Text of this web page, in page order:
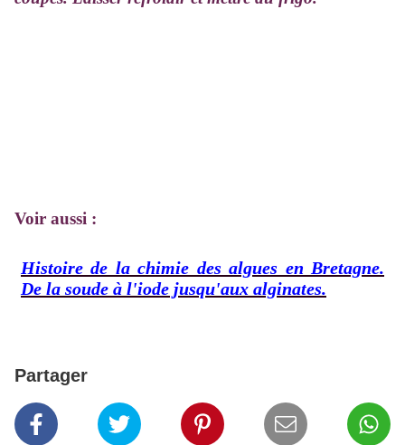
Voir aussi :
Histoire de la chimie des algues en Bretagne.
De la soude à l'iode jusqu'aux alginates.
Partager